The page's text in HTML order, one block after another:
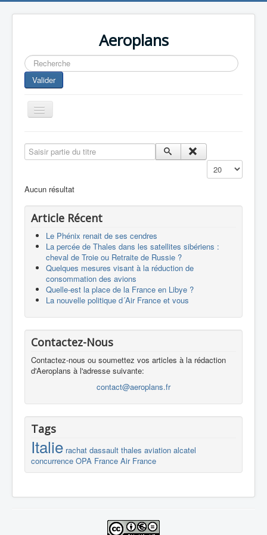
Aeroplans
Rechercher
Valider
Toggle
Navigation
Aviation Commerciale
Europespace
Drones
Saisir partie du titre
Affichage #
Aucun résultat
Article Récent
Le Phénix renait de ses cendres
La percée de Thales dans les satellites sibériens :
cheval de Troie ou Retraite de Russie ?
Quelques mesures visant à la réduction de
consommation des avions
Quelle-est la place de la France en Libye ?
La nouvelle politique d´Air France et vous
Contactez-Nous
Contactez-nous ou soumettez vos articles à la rédaction
d'Aeroplans à l'adresse suivante:
contact@aeroplans.fr
Tags
Italie rachat dassault thales aviation alcatel
concurrence OPA France Air France